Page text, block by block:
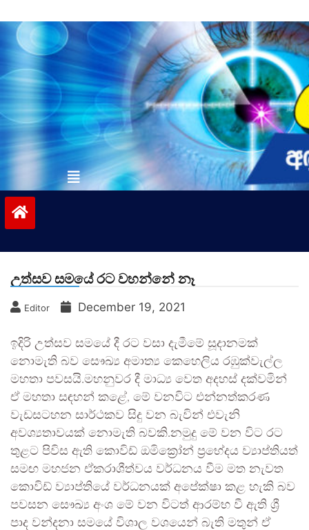
to
contentvinivida.lk
උත්සව සමයේ රට වහන්නේ නෑ
Editor December 19, 2021
ඉදිරි උත්සව සමයේ දී රට වසා දැමීමේ සූදානමක්
නොමැති බව සෞඛ්‍ය අමාත්‍ය කෙහෙලිය රඹුක්වැල්ල
මහතා පවසයි.මහනුවර දී මාධ්‍ය වෙත අදහස් දක්වමින්
ඒ මහතා සඳහන් කළේ, මේ වනවිට එන්නත්කරණ
වැඩසටහන සාර්ථකව සිදු වන බැවින් එවැනි
අවශ්‍යතාවයක් නොමැති බවකි.නමුදු මේ වන විට රට
තුළට පිවිස ඇති කොවිඩ් ඔමික්‍රෝන් ප්‍රභේදය ව්‍යාප්තියත්
සමඟ මහජන ඒකරාශීත්වය වර්ධනය වීම මත නැවත
කොවිඩ් ව්‍යාප්තියේ වර්ධනයක් අපේක්ෂා කළ හැකි බව
පවසන සෞඛ්‍ය අංශ මේ වන විටත් ආරම්භ වී ඇති ශ්‍රී
පාද වන්දනා සමයේ විශාල වශයෙන් බැති මතුන් ඒ